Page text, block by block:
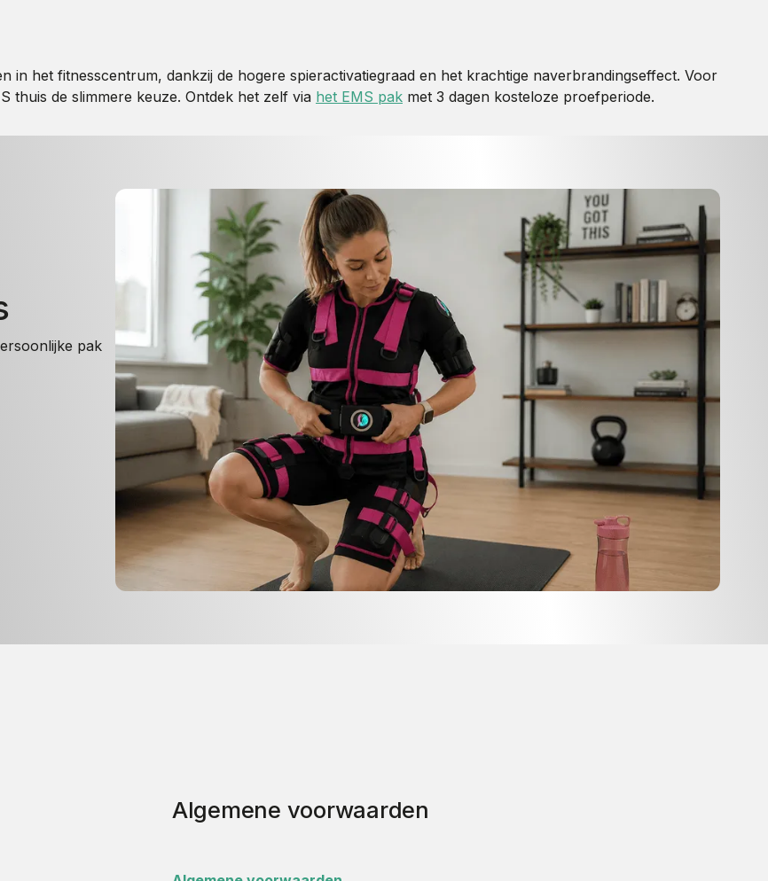
in het fitnesscentrum, dankzij de hogere spieractivatiegraad en het krachtige naverbrandingseffect. Voor
thuis de slimmere keuze. Ontdek het zelf via het EMS pak met 3 dagen kosteloze proefperiode.
pak
Algemene voorwaarden